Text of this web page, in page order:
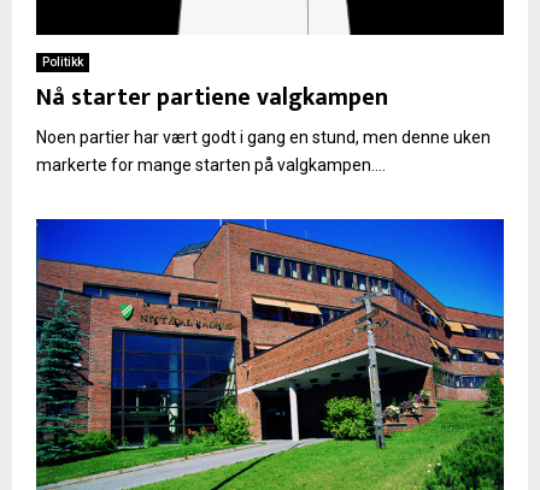
Politikk
Nå starter partiene valgkampen
Noen partier har vært godt i gang en stund, men denne uken
markerte for mange starten på valgkampen....